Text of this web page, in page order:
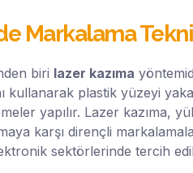
Markalama
biri lazer kazıma
kullanarak plastik yüzeyi
yapılır. Lazer kazıma,
karşı dirençli
sektörlerinde tercih